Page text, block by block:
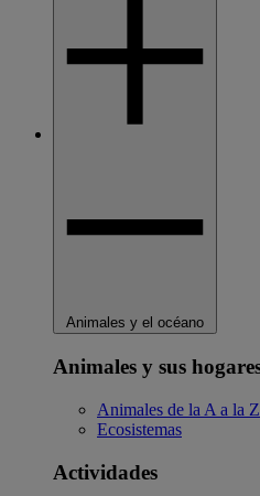
Animales y el océano
Animales y sus
Animales de la A a la Z
Ecosistemas
Actividades